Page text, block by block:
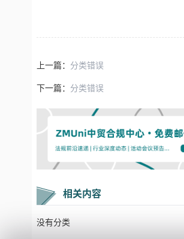
上一篇： 分类错误
下一篇： 分类错误
相关内容
没有分类